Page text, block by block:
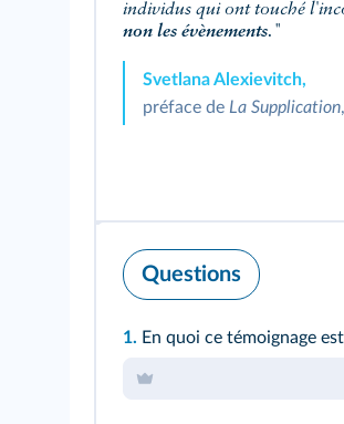
individus qui ont touché
non les évènements."
Svetlana Alexievitch,
préface de La Supplication
Questions
1. En quoi ce témoignage